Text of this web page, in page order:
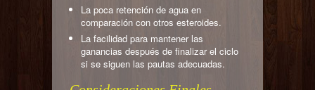
La poca retención de agua en
comparación con otros esteroides.
La facilidad para mantener las
ganancias después de finalizar el ciclo
si se siguen las pautas adecuadas.